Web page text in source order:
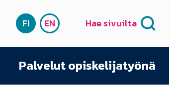
SUOMI
FI ENGLISH
EN Hae sivuilta
Palvelut opiskelijatyönä